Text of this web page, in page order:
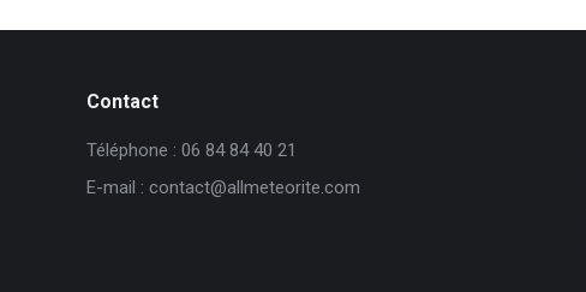
Contact
Téléphone : 06 84 84 40 21
E-mail : contact@allmeteorite.com